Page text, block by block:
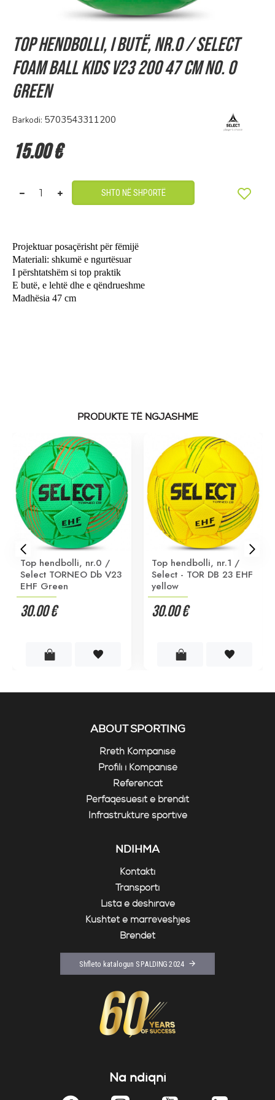
Top hendbolli, i butë, nr.0 / Select
Foam Ball KIDS v23 200 47 cm No. 0
Green
Barkodi: 5703543311200
15.00 €
SHTO NË SHPORTË
Projektuar posaçërisht për fëmijë
Materiali: shkumë e ngurtësuar
I përshtatshëm si top praktik
E butë, e lehtë dhe e qëndrueshme
Madhësia 47 cm
PRODUKTE TË NGJASHME
Top hendbolli, nr.0 /
Select TORNEO Db V23
EHF Green
30.00 €
Top hendbolli, nr.1 /
Select - TOR DB 23 EHF
yellow
30.00 €
ABOUT SPORTING
Rreth Kompanisë
Profili i Kompanisë
Referencat
Përfaqësuesit e brendit
Infrastrukturë sportive
NDIHMA
Kontakti
Transporti
Lista e dëshirave
Kushtet e marrëveshjes
Brendet
Shfleto katalogun SPALDING 2024
Na ndiqni